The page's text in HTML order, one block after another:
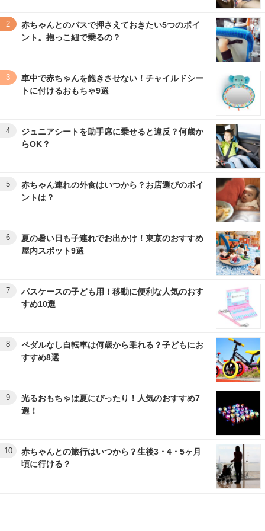
2
赤ちゃんとのバスで押さえておきたい5つのポイ
ント。抱っこ紐で乗るの？
3
車中で赤ちゃんを飽きさせない！チャイルドシー
トに付けるおもちゃ9選
4
ジュニアシートを助手席に乗せると違反？何歳か
らOK？
5
赤ちゃん連れの外食はいつから？お店選びのポイ
ントは？
6
夏の暑い日も子連れでお出かけ！東京のおすすめ
屋内スポット9選
7
パスケースの子ども用！移動に便利な人気のおす
すめ10選
8
ペダルなし自転車は何歳から乗れる？子どもにお
すすめ8選
9
光るおもちゃは夏にぴったり！人気のおすすめ7
選！
10
赤ちゃんとの旅行はいつから？生後3・4・5ヶ月
頃に行ける？